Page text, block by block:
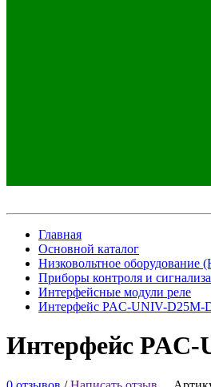
Главная
Основной каталог
Низковольтное оборудование
Приборы контроля и
Интерфейсные модули реле
Интерфейс PAC-UNIV-D25M-
Интерфейс